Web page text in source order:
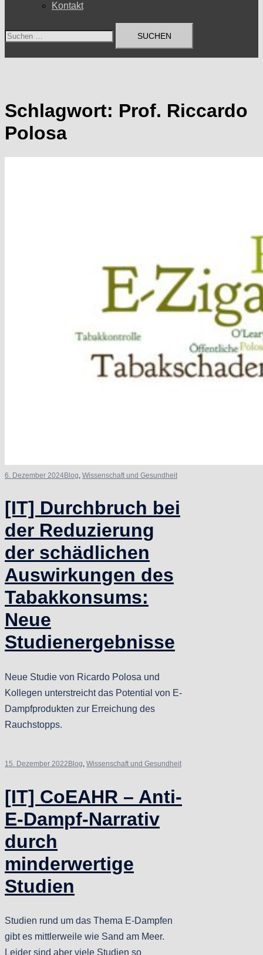
Kontakt
Suchen
Schlagwort: Prof. Riccardo
Polosa
6. Dezember 2024Blog, Wissenschaft und Gesundheit
[IT] Durchbruch bei
der Reduzierung
der schädlichen
Auswirkungen des
Tabakkonsums:
Neue
Studienergebnisse
Neue Studie von Ricardo Polosa und
Kollegen unterstreicht das Potential von E-
Dampfprodukten zur Erreichung des
Rauchstopps.
15. Dezember 2022 Blog, Wissenschaft und Gesundheit
[IT] CoEAHR – Anti-
E-Dampf-Narrativ
durch
minderwertige
Studien
Studien rund um das Thema E-Dampfen
gibt es mittlerweile wie Sand am Meer.
Leider sind aber viele Studien so